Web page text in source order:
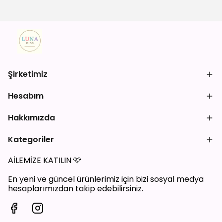
Şirketimiz
Hesabım
Hakkımızda
Kategoriler
AİLEMİZE KATILIN🩷
En yeni ve güncel ürünlerimiz için bizi sosyal medya
hesaplarımızdan takip edebilirsiniz.